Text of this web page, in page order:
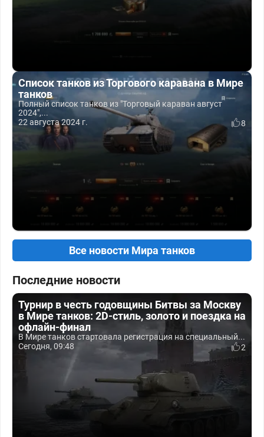
Список танков из Торгового каравана в Мире
танков
Полный список танков из "Торговый караван август
2024",...
22 августа 2024 г.
8
Все новости Мира танков
Последние новости
Турнир в честь годовщины Битвы за Москву
в Мире танков: 2D-стиль, золото и поездка на
офлайн-финал
В Мире танков стартовала регистрация на специальный...
Сегодня, 09:48
2